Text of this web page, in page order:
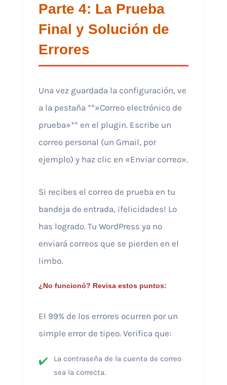
Parte 4: La Prueba
Final y Solución de
Errores
Una vez guardada la configuración, ve
a la pestaña **»Correo electrónico de
prueba»** en el plugin. Escribe un
correo personal (un Gmail, por
ejemplo) y haz clic en «Enviar correo».
Si recibes el correo de prueba en tu
bandeja de entrada, ¡felicidades! Lo
has logrado. Tu WordPress ya no
enviará correos que se pierden en el
limbo.
¿No funcionó? Revisa estos puntos:
El 99% de los errores ocurren por un
simple error de tipeo. Verifica que:
La contraseña de la cuenta de correo
sea la correcta.